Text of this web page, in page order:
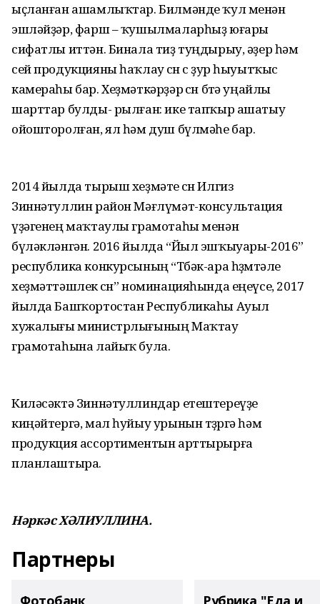
ыҫланған ашамлыҡтар. Билмәнде ҡул менән
эшләйҙәр, фарш – ҡушылмаларһыҙ юғары
сифатлы иттән. Бинала тиҙ туңдырыу, әҙер һәм
сей продукцияны һаҡлау өсөн өс ҙур һыуытҡыс
камераһы бар. Хеҙмәткәрҙәр өсөн бөтә уңайлы
шарттар булды- рылған: ике тапҡыр ашатыу
ойошторолған, ял һәм душ бүлмәһе бар.
2014 йылда тырыш хеҙмәте өсөн Илгиз
Зиннәтуллин район Мәғлүмәт-консультация
үҙәгенең маҡтаулы грамотаһы менән
бүләкләнгән. 2016 йылда “Йыл эшҡыуары-2016”
республика конкурсының “Төбәк-ара һөҙөмтәле
хеҙмәттәшлек өсөн” номинацияһында еңеүсе, 2017
йылда Башҡортостан Республикаһы Ауыл
хужалығы министрлығының Маҡтау
грамотаһына лайыҡ була.
Киләсәктә Зиннәтуллиндар етештереүҙе
киңәйтергә, мал һуйыу урынын төҙөргә һәм
продукция ассортиментын арттырырға
планлаштыра.
Нәркәс ХӘЛИУЛЛИНА.
Партнеры
Фотобанк Рубрика "Еда и